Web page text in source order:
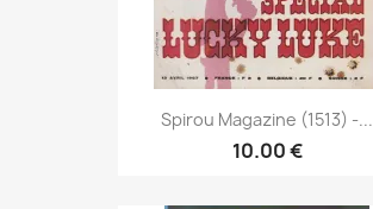
Spirou Magazine (1513) -...
10.00 €